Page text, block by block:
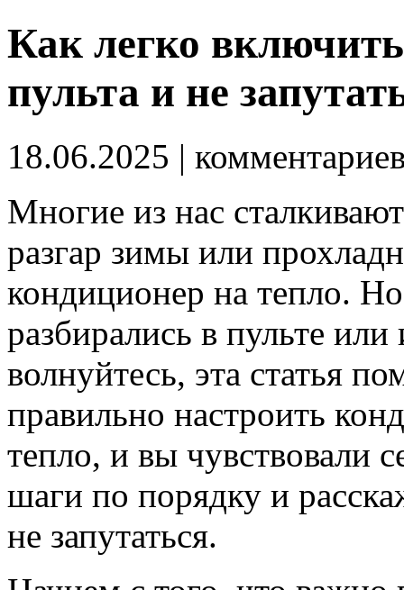
Как легко
пульта и не
18.06.2025 |
Многие из нас
разгар зимы или
кондиционер на тепло.
разбирались в пульте
волнуйтесь, эта статья
правильно настроить
тепло, и вы чувствовали
шаги по порядку и
не запутаться.